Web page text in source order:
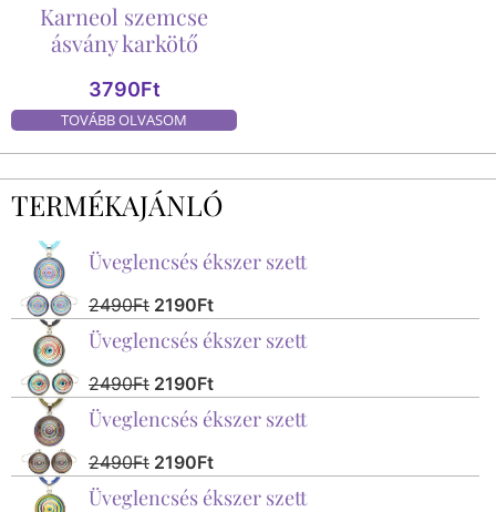
TERMÉKAJÁNLÓ
Üveglencsés ékszer szett
2490Ft 2190Ft
Üveglencsés ékszer szett
2490Ft 2190Ft
Üveglencsés ékszer szett
2490Ft 2190Ft
Üveglencsés ékszer szett
Karneol szemcse
ásvány karkötő
3790Ft
TOVÁBB OLVASOM